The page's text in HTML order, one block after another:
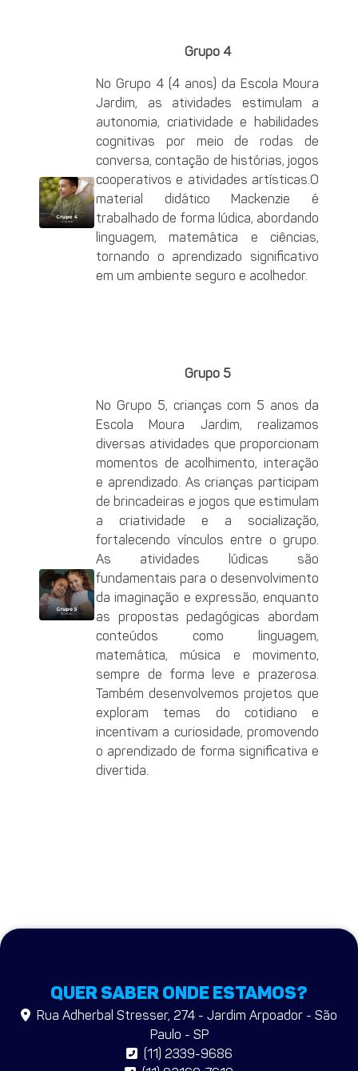
Grupo 4
No Grupo 4 (4 anos) da Escola Moura
Jardim, as atividades estimulam a
autonomia, criatividade e habilidades
cognitivas por meio de rodas de
conversa, contação de histórias, jogos
cooperativos e atividades artísticas.O
material didático Mackenzie é
trabalhado de forma lúdica, abordando
linguagem, matemática e ciências,
tornando o aprendizado significativo
em um ambiente seguro e acolhedor.
Grupo 5
No Grupo 5, crianças com 5 anos da
Escola Moura Jardim, realizamos
diversas atividades que proporcionam
momentos de acolhimento, interação
e aprendizado. As crianças participam
de brincadeiras e jogos que estimulam
a criatividade e a socialização,
fortalecendo vínculos entre o grupo.
As atividades lúdicas são
fundamentais para o desenvolvimento
da imaginação e expressão, enquanto
as propostas pedagógicas abordam
conteúdos como linguagem,
matemática, música e movimento,
sempre de forma leve e prazerosa.
Também desenvolvemos projetos que
exploram temas do cotidiano e
incentivam a curiosidade, promovendo
o aprendizado de forma significativa e
divertida.
QUER SABER ONDE ESTAMOS?
Rua Adherbal Stresser, 274 - Jardim Arpoador - São
Paulo - SP
(11) 2339-9686